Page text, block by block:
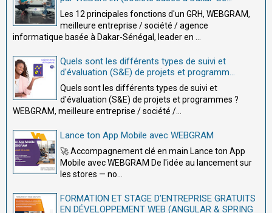
Les 12 principales fonctions d'un GRH, WEBGRAM,
meilleure entreprise / société / agence
informatique basée à Dakar-Sénégal, leader en ...
Quels sont les différents types de suivi et
d'évaluation (S&E) de projets et programm...
Quels sont les différents types de suivi et
d'évaluation (S&E) de projets et programmes ?
WEBGRAM, meilleure entreprise / société /...
Lance ton App Mobile avec WEBGRAM
🚀 Accompagnement clé en main Lance ton App
Mobile avec WEBGRAM De l'idée au lancement sur
les stores — no...
FORMATION ET STAGE D’ENTREPRISE GRATUITS
EN DÉVELOPPEMENT WEB (ANGULAR & SPRING